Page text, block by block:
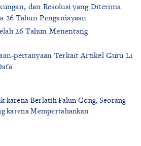
dan Resolusi yang Diterima
26 Tahun Penganiayaan
26 Tahun Menentang
pertanyaan Terkait Artikel Guru Li
karena Berlatih Falun Gong, Seorang
karena Mempertahankan